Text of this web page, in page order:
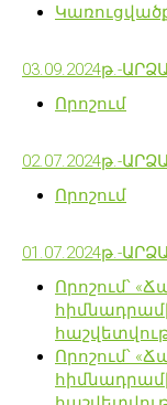
03.09.2024թ.-
Որոշում
02.07.2024թ.-
Որոշում
01.07.2024թ.-
Որոշում՝
Որոշում՝